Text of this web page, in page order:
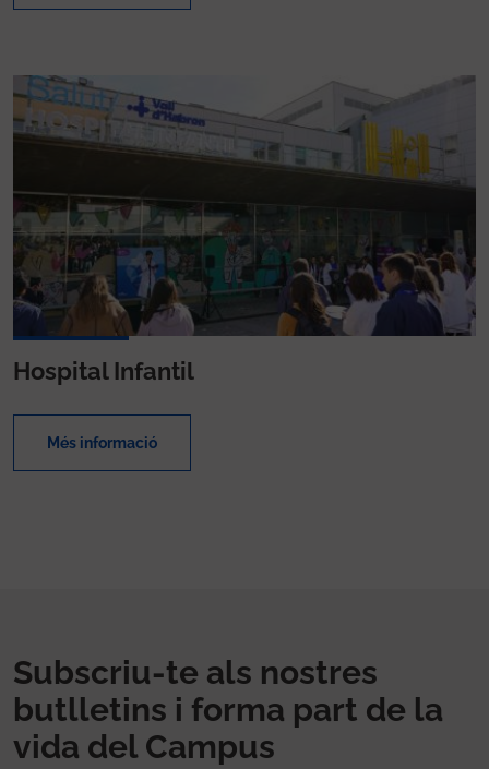
Hospital Infantil
Més informació
Subscriu-te als nostres
butlletins i forma part de la
vida del Campus